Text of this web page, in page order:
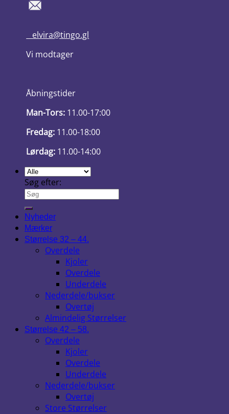
elvira@tingo.gl
Vi modtager
Åbningstider
Man-Tors: 11.00-17:00
Fredag: 11.00-18:00
Lørdag: 11.00-14:00
Søg efter:
Nyheder
Mærker
Størrelse 32 – 44.
Overdele
Kjoler
Overdele
Underdele
Nederdele/bukser
Overtøj
Almindelig Størrelser
Størrelse 42 – 58.
Overdele
Kjoler
Overdele
Underdele
Nederdele/bukser
Overtøj
Store Størrelser